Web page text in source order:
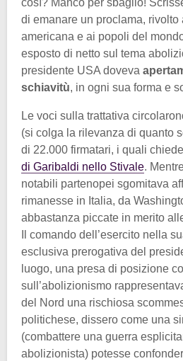
così? Manco per sbaglio!
di emanare un proclama, rivolto
americana e ai popoli del
esposto di netto sul tema
presidente USA doveva
schiavitù, in ogni sua forma e
Le voci sulla trattativa
(si colga la rilevanza di quanto
di 22.000 firmatari, i quali
di Garibaldi nello Stivale.
notabili partenopei sgomitava
rimanesse in Italia, da
abbastanza piccate in merito
Il comando dell’esercito nella
esclusiva prerogativa del
luogo, una presa di posizione
sull’abolizionismo
del Nord una rischiosa
politichese, dissero come una
(combattere una guerra
abolizionista) potesse